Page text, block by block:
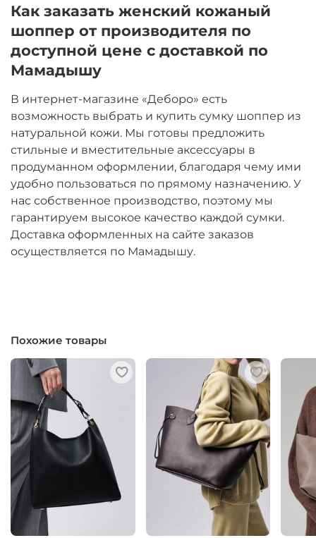
Как заказать женский кожаный
шоппер от производителя по
доступной цене с доставкой по
Мамадышу
В интернет-магазине «Деборо» есть
возможность выбрать и купить сумку шоппер из
натуральной кожи. Мы готовы предложить
стильные и вместительные аксессуары в
продуманном оформлении, благодаря чему ими
удобно пользоваться по прямому назначению. У
нас собственное производство, поэтому мы
гарантируем высокое качество каждой сумки.
Доставка оформленных на сайте заказов
осуществляется по Мамадышу.
Похожие товары